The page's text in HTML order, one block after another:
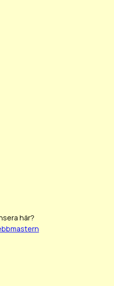
här?